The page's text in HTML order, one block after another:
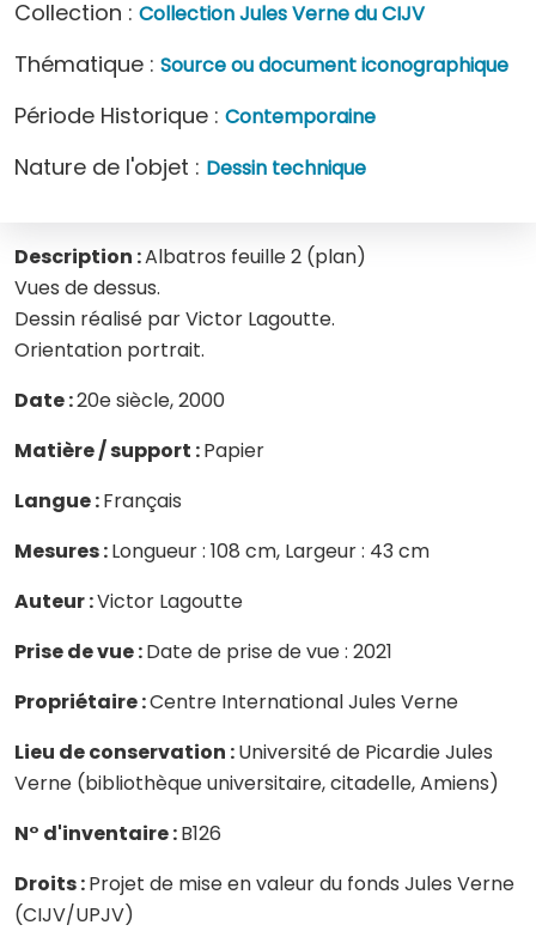
Collection : Collection Jules Verne du CIJV
Thématique : Source ou document iconographique
Période Historique : Contemporaine
Nature de l'objet : Dessin technique
Description :Albatros feuille 2 (plan)
Vues de dessus.
Dessin réalisé par Victor Lagoutte.
Orientation portrait.
Date :20e siècle, 2000
Matière / support :Papier
Langue :Français
Mesures :Longueur : 108 cm, Largeur : 43 cm
Auteur :Victor Lagoutte
Prise de vue :Date de prise de vue : 2021
Propriétaire :Centre International Jules Verne
Lieu de conservation :Université de Picardie Jules
Verne (bibliothèque universitaire, citadelle, Amiens)
N° d'inventaire :B126
Droits :Projet de mise en valeur du fonds Jules Verne
(CIJV/UPJV)